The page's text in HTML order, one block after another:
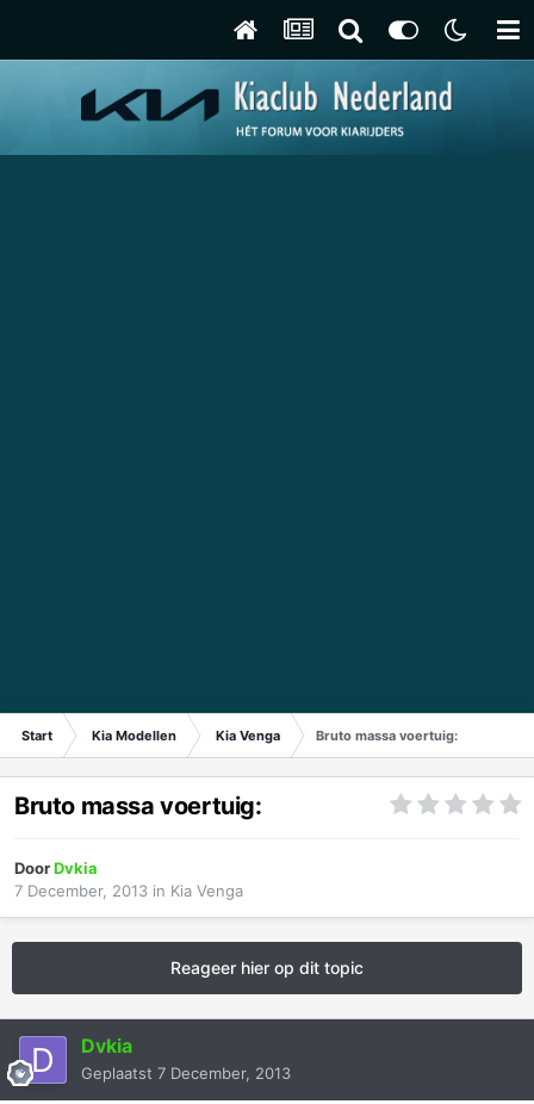
Start Kia Modellen Kia Venga Bruto massa voertuig:
Bruto massa voertuig:
DoorDvkia
7 December, 2013 in Kia Venga
Reageer hier op dit topic
Dvkia
Geplaatst 7 December, 2013